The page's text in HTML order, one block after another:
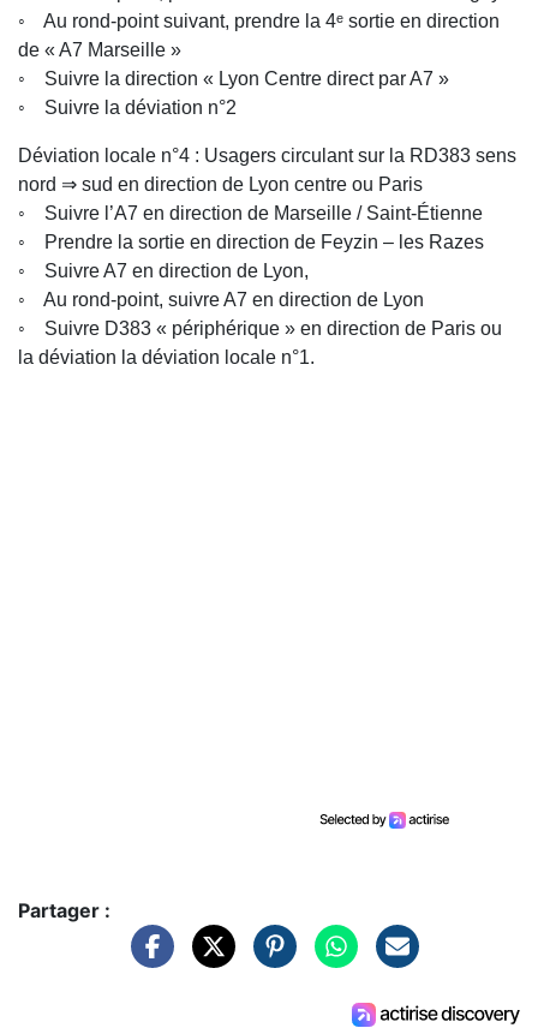
◦ Au rond-point suivant, prendre la 4ᵉ sortie en direction
de « A7 Marseille »
◦ Suivre la direction « Lyon Centre direct par A7 »
◦ Suivre la déviation n°2
Déviation locale n°4 : Usagers circulant sur la RD383 sens
nord ⇒ sud en direction de Lyon centre ou Paris
◦ Suivre l’A7 en direction de Marseille / Saint-Étienne
◦ Prendre la sortie en direction de Feyzin – les Razes
◦ Suivre A7 en direction de Lyon,
◦ Au rond-point, suivre A7 en direction de Lyon
◦ Suivre D383 « périphérique » en direction de Paris ou
la déviation la déviation locale n°1.
Partager :